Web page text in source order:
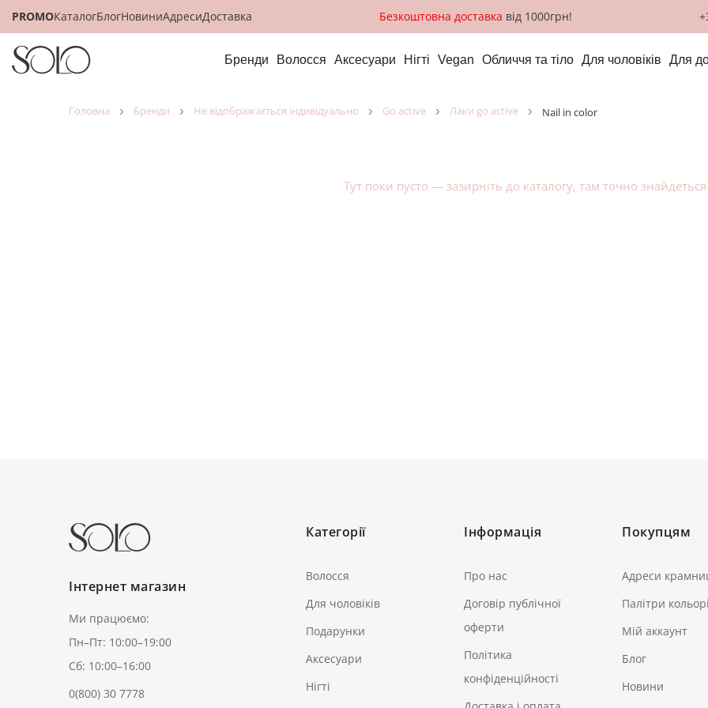
PROMOКаталогБлогНовиниАдресиДоставка Безкоштовна доставка від 1000грн!
Бренди Волосся Аксесуари Нігті Vegan Обличчя та тіло Для чоловіків Для
головна бренди не відображається індивідуально go active лаки go active nail in color
Тут поки пусто — зазирніть до каталогу, там точно
Інтернет магазин
Ми працюємо:
Пн–Пт: 10:00–19:00
Сб: 10:00–16:00
0(800) 30 7778
Категорії
Волосся
Для чоловіків
Подарунки
Аксесуари
Нігті
Інформація
Про нас
Договір публічної
оферти
Політика
конфіденційності
Покупцям
Адреси
Палітри
Мій аккаунт
Блог
Новини